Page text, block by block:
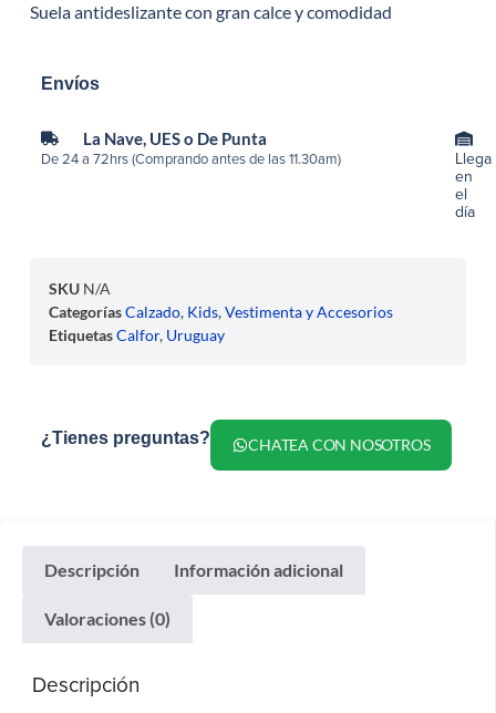
Suela antideslizante con gran calce y comodidad
Envíos
La Nave, UES o De Punta
De 24 a 72hrs (Comprando antes de las 11.30am)
Llega
en
el
día
SKU N/A
CategoríasCalzado, Kids,Vestimenta y Accesorios
EtiquetasCalfor, Uruguay
¿Tienes preguntas? CHATEA CON NOSOTROS
Descripción Información adicional
Valoraciones (0)
Descripción